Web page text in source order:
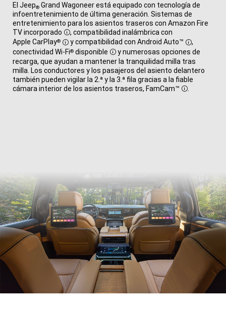
El Jeep® Grand Wagoneer está equipado con tecnología de
infoentretenimiento de última generación. Sistemas de
entretenimiento para los asientos traseros con Amazon Fire
TVincorporado
Disclosure
, compatibilidad inalámbrica con
Apple CarPlay®
Disclosure
y compatibilidad con Android Auto™
Disclosure
,
conectividad Wi-Fi® disponible
Disclosure
y numerosas opciones de
recarga, que ayudan a mantener la tranquilidad milla tras
milla. Los conductores y los pasajeros del asiento delantero
también pueden vigilar la 2.ª y la 3.ª fila gracias a la fiable
cámara interior de los asientos traseros, FamCam™
Disclosure